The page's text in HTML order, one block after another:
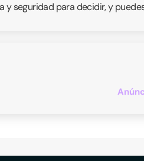
y seguridad para decidir, y